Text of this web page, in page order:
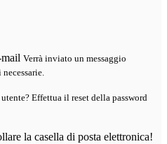
Verrà inviato un messaggio
Effettua il reset della password
la casella di posta elettronica!